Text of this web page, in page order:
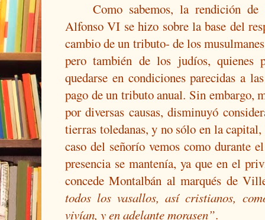
Como sabemos, la rendición
Alfonso VI se hizo sobre la base del
cambio de un tributo- de los
pero también de los judíos, quienes
quedarse en condiciones parecidas a
pago de un tributo anual. Sin embargo,
por diversas causas, disminuyó
tierras toledanas, y no sólo en la
caso del señorío vemos como
presencia se mantenía, ya que en el
concede Montalbán al marqués de
todos los vasallos, así cristianos,
vivían, y en adelante morasen”.